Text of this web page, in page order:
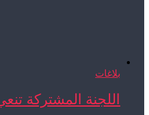
بلاغات
اللجنة المشتركة